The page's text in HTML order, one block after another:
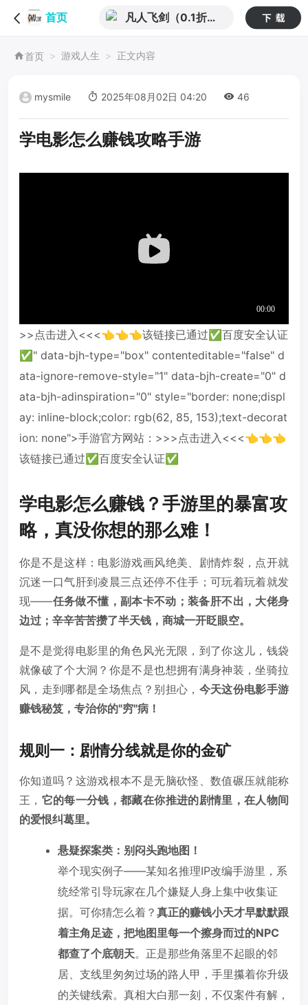
首页
凡人飞剑（0.1折送
首页 游戏人生 正文内容
mysmile 2025年08月02日 04:20 46
学电影怎么赚钱攻略手游
>>点击进入<<<👈👈👈该链接已通过✅百度安全认证
✅" data-bjh-type="box" contenteditable="false" d
ata-ignore-remove-style="1" data-bjh-create="0" d
ata-bjh-adinspiration="0" style="border: none;displ
ay: inline-block;color: rgb(62, 85, 153);text-decorat
ion: none">手游官方网站：>>>点击进入<<<👈👈👈
该链接已通过✅百度安全认证✅
学电影怎么赚钱？手游里的暴富攻
略，真没你想的那么难！
你是不是这样：电影游戏画风绝美、剧情炸裂，点开就
沉迷一口气肝到凌晨三点还停不住手；可玩着玩着就发
现——任务做不懂，副本卡不动；装备肝不出，大佬身
边过；辛辛苦苦攒了半天钱，商城一开眨眼空。
是不是觉得电影里的角色风光无限，到了你这儿，钱袋
就像破了个大洞？你是不是也想拥有满身神装，坐骑拉
风，走到哪都是全场焦点？别担心， 今天这份电影手游
赚钱秘笈，专治你的"穷"病！
规则一：剧情分线就是你的金矿
你知道吗？这游戏根本不是无脑砍怪、数值碾压就能称
王， 它的每一分钱，都藏在你推进的剧情里，在人物间
的爱恨纠葛里。
悬疑探案类：别闷头跑地图！
举个现实例子——某知名推理IP改编手游里，系
统经常引导玩家在几个嫌疑人身上集中收集证
据。可你猜怎么着？ 真正的赚钱小天才早默默跟
着主角足迹，把地图里每一个擦身而过的NPC
都查了个底朝天。正是那些角落里不起眼的邻
居、支线里匆匆过场的路人甲，手里攥着你升级
的关键线索。真相大白那一刻，不仅案件有解，